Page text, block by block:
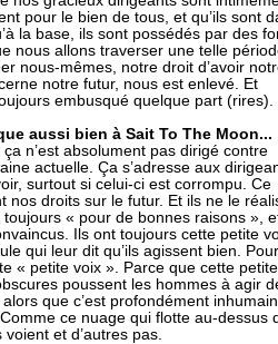
pour le bien de tous, et qu’ils sont
la base, ils sont possédés par des
nous allons traverser une telle
nous-mêmes, notre droit d’avoir
notre futur, nous est enlevé. Et
embusqué quelque part (rires).
aussi bien à Sait To The Moon...
n’est absolument pas dirigé contre
actuelle. Ça s’adresse aux
surtout si celui-ci est corrompu. Ce
nos droits sur le futur. Et ils ne le
toujours « pour de bonnes raisons »,
Ils ont toujours cette petite
qui leur dit qu’ils agissent bien.
« petite voix ». Parce que cette
poussent les hommes à agir
que c’est profondément
ce nuage qui flotte au-dessus
et d’autres pas.